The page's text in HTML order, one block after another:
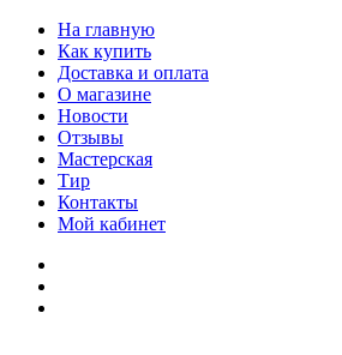
На главную
Как купить
Доставка и оплата
О магазине
Новости
Отзывы
Мастерская
Тир
Контакты
Мой кабинет